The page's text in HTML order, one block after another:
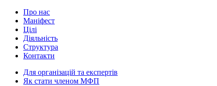
Про нас
Маніфест
Цілі
Діяльність
Структура
Контакти
Для організацій та експертів
Як стати членом МФП